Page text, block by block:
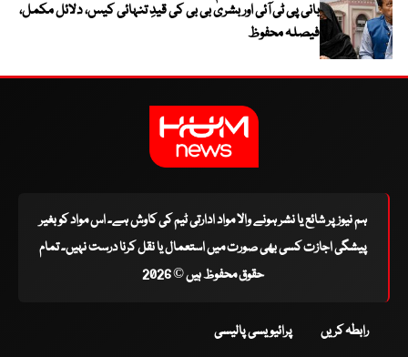
بانی پی ٹی آئی اور بشریٰ بی بی کی قیدِ تنہائی کیس، دلائل مکمل،
فیصلہ محفوظ
ہم نیوز پر شائع یا نشر ہونے والا مواد ادارتی ٹیم کی کاوش ہے۔ اس مواد کو بغیر
پیشگی اجازت کسی بھی صورت میں استعمال یا نقل کرنا درست نہیں۔ تمام
حقوق محفوظ ہیں © 2026
رابطہ کریں پرائیویسی پالیسی